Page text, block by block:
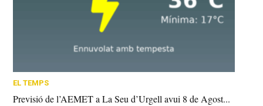
EL TEMPS
Previsió de l’AEMET a La Seu d’Urgell avui 8 de Agost...